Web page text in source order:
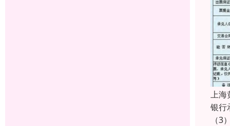
上海
银行
（